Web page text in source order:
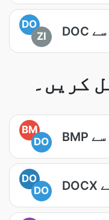
DO
ZI
BM
DO
DO
DO